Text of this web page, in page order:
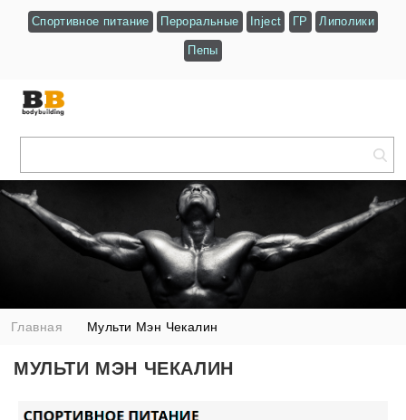
Спортивное питание Пероральные Inject ГР Липолики
Пепы
Главная Мульти Мэн Чекалин
МУЛЬТИ МЭН ЧЕКАЛИН